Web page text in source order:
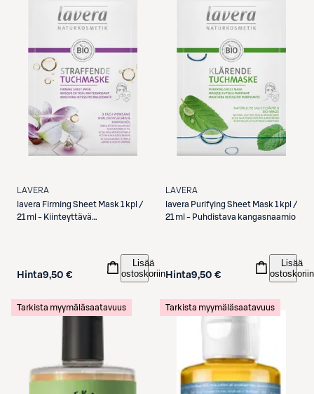
LAVERA
lavera Firming Sheet Mask 1 kpl /
21 ml - Kiinteyttävä
Hinta9,50 €
Lisää
ostoskoriin
LAVERA
lavera Purifying Sheet Mask 1 kpl /
21 ml - Puhdistava kangasnaamio
Hinta9,50 €
Lisää
ostoskoriin
Tarkista myymäläsaatavuus Tarkista myymäläsaatavuus